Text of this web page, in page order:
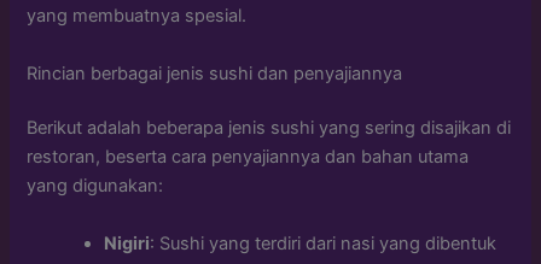
yang membuatnya spesial.
Rincian berbagai jenis sushi dan penyajiannya
Berikut adalah beberapa jenis sushi yang sering disajikan di
restoran, beserta cara penyajiannya dan bahan utama
yang digunakan:
Nigiri: Sushi yang terdiri dari nasi yang dibentuk